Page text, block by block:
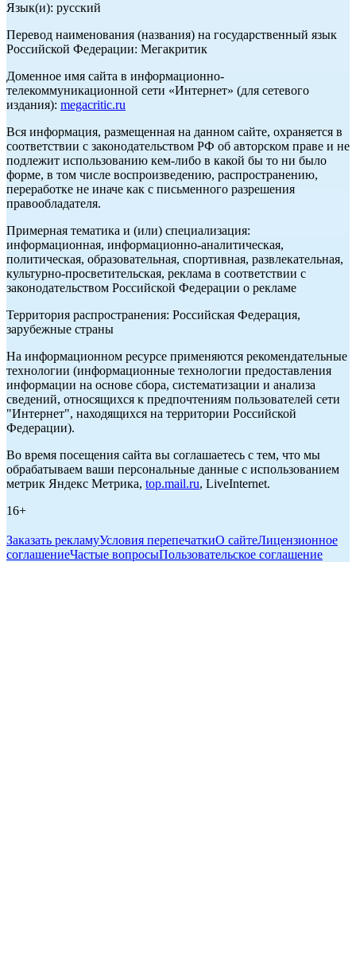
Язык(и): русский
Перевод наименования (названия) на государственный язык
Российской Федерации: Мегакритик
Доменное имя сайта в информационно-
телекоммуникационной сети «Интернет» (для сетевого
издания): megacritic.ru
Вся информация, размещенная на данном сайте, охраняется в
соответствии с законодательством РФ об авторском праве и не
подлежит использованию кем-либо в какой бы то ни было
форме, в том числе воспроизведению, распространению,
переработке не иначе как с письменного разрешения
правообладателя.
Примерная тематика и (или) специализация:
информационная, информационно-аналитическая,
политическая, образовательная, спортивная, развлекательная,
культурно-просветительская, реклама в соответствии с
законодательством Российской Федерации о рекламе
Территория распространения: Российская Федерация,
зарубежные страны
На информационном ресурсе применяются рекомендательные
технологии (информационные технологии предоставления
информации на основе сбора, систематизации и анализа
сведений, относящихся к предпочтениям пользователей сети
"Интернет", находящихся на территории Российской
Федерации).
Во время посещения сайта вы соглашаетесь с тем, что мы
обрабатываем ваши персональные данные с использованием
метрик Яндекс Метрика, top.mail.ru, LiveInternet.
16+
Заказать рекламуУсловия перепечаткиО сайтеЛицензионное
соглашениеЧастые вопросыПользовательское соглашение